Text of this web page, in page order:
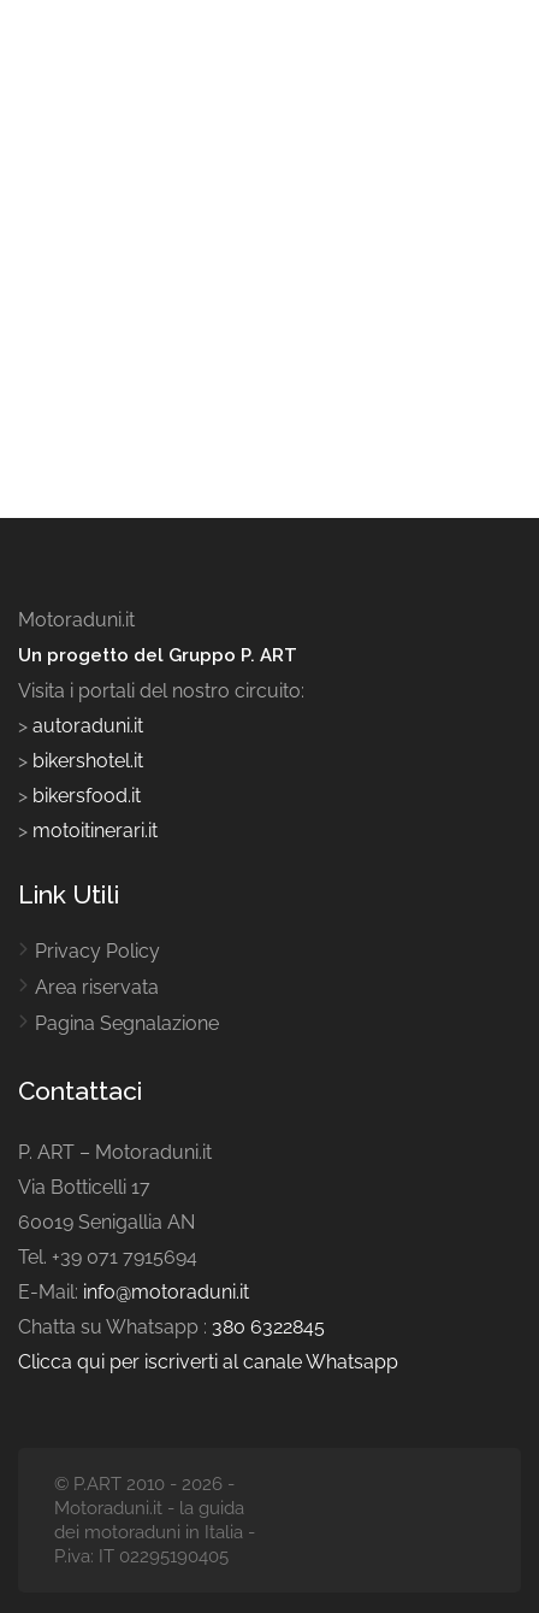
Motoraduni.it
Un progetto del Gruppo P. ART
Visita i portali del nostro circuito:
> autoraduni.it
> bikershotel.it
> bikersfood.it
> motoitinerari.it
Link Utili
Privacy Policy
Area riservata
Pagina Segnalazione
Contattaci
P. ART – Motoraduni.it
Via Botticelli 17
60019 Senigallia AN
Tel. +39 071 7915694
E-Mail: info@motoraduni.it
Chatta su Whatsapp : 380 6322845
Clicca qui per iscriverti al canale Whatsapp
© P.ART 2010 - 2026 -
Motoraduni.it - la guida
dei motoraduni in Italia -
P.iva: IT 02295190405